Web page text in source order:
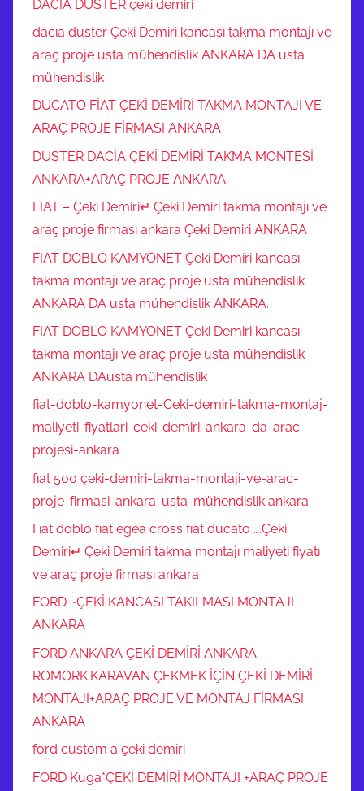
DACIA DUSTER çeki demiri
dacıa duster Çeki Demiri kancası takma montajı ve
araç proje usta mühendislik ANKARA DA usta
mühendislik
DUCATO FİAT ÇEKİ DEMİRİ TAKMA MONTAJI VE
ARAÇ PROJE FİRMASI ANKARA
DUSTER DACİA ÇEKİ DEMİRİ TAKMA MONTESİ
ANKARA+ARAÇ PROJE ANKARA
FIAT – Çeki Demiri↵ Çeki Demiri takma montajı ve
araç proje firması ankara Çeki Demiri ANKARA
FIAT DOBLO KAMYONET Çeki Demiri kancası
takma montajı ve araç proje usta mühendislik
ANKARA DA usta mühendislik ANKARA.
FIAT DOBLO KAMYONET Çeki Demiri kancası
takma montajı ve araç proje usta mühendislik
ANKARA DAusta mühendislik
fiat-doblo-kamyonet-Ceki-demiri-takma-montaj-
maliyeti-fiyatlari-ceki-demiri-ankara-da-arac-
projesi-ankara
fıat 500 çeki-demiri-takma-montaji-ve-arac-
proje-firmasi-ankara-usta-mühendislik ankara
Fıat doblo fıat egea cross fıat ducato ….Çeki
Demiri↵ Çeki Demiri takma montajı maliyeti fiyatı
ve araç proje firması ankara
FORD ~ÇEKİ KANCASI TAKILMASI MONTAJI
ANKARA
FORD ANKARA ÇEKİ DEMİRİ ANKARA.-
ROMORK.KARAVAN ÇEKMEK İÇİN ÇEKİ DEMİRİ
MONTAJI+ARAÇ PROJE VE MONTAJ FİRMASI
ANKARA
ford custom a çeki demiri
FORD Kuga*ÇEKİ DEMİRİ MONTAJI +ARAÇ PROJE